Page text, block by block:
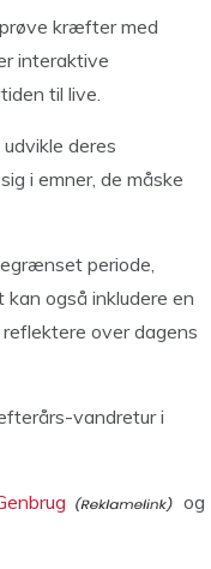
kræfter med
interaktive
til live.
deres
i emner, de måske
periode,
også inkludere en
over dagens
vandretur i
og